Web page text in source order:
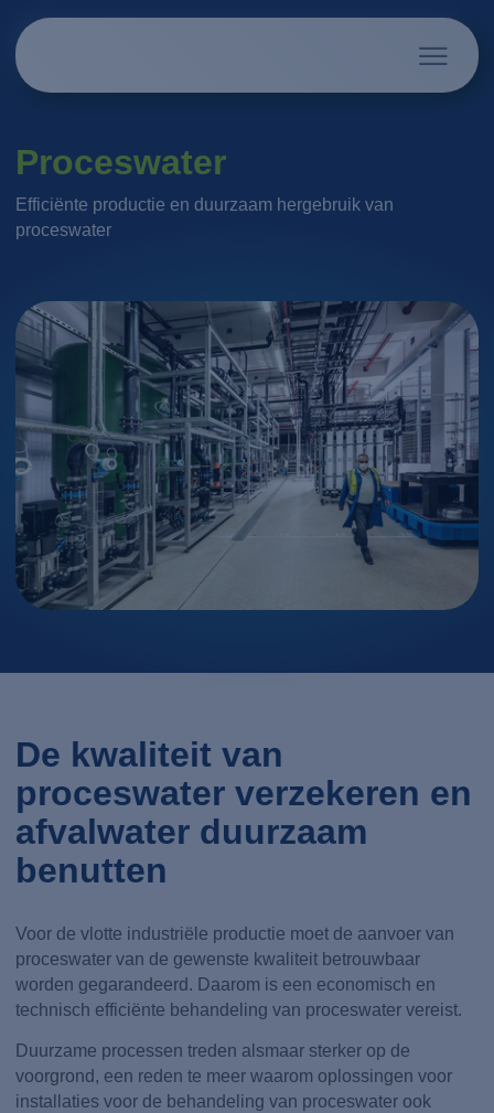
Proceswater
Efficiënte productie en duurzaam hergebruik van
proceswater
De kwaliteit van
proceswater verzekeren en
afvalwater duurzaam
benutten
Voor de vlotte industriële productie moet de aanvoer van
proceswater van de gewenste kwaliteit betrouwbaar
worden gegarandeerd. Daarom is een economisch en
technisch efficiënte behandeling van proceswater vereist.
Duurzame processen treden alsmaar sterker op de
voorgrond, een reden te meer waarom oplossingen voor
installaties voor de behandeling van proceswater ook